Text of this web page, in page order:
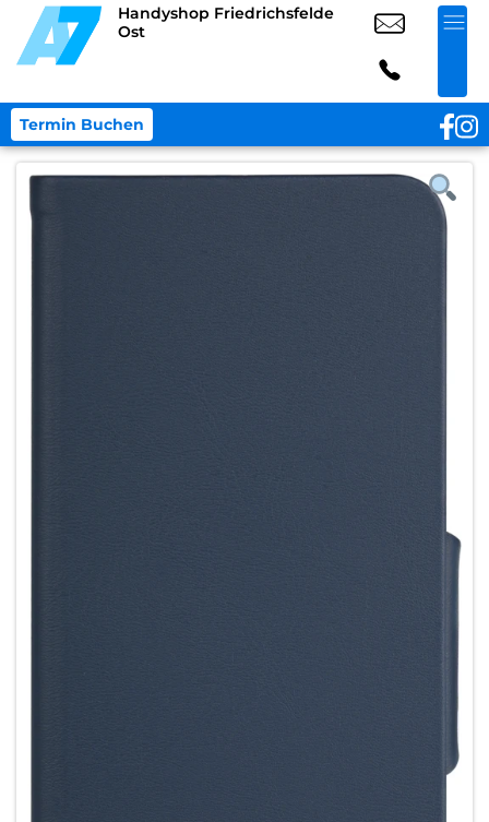
Handyshop Friedrichsfelde
Ost
Termin Buchen